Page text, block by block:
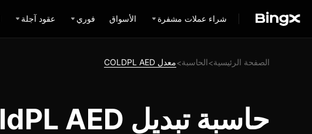
شراء عملات مشفرة الأسواق فوري عقود آجلة
الصفحة الرئيسية>الحاسبة>معدل COLDPL AED